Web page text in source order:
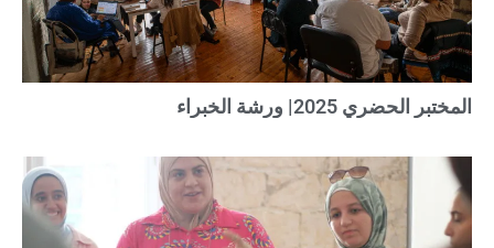
المختبر الحضري 2025| ورشة الخبراء